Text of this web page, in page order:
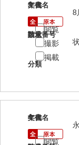
上田家
上野竹逸
氏本家
内田家
3
文書名
請求番号
分類
年代
8
数量
閲覧
撮影
掲載
4
文書名
年代
閲覧